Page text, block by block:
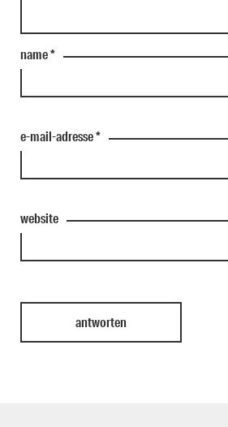
name*
e-mail-adresse*
website